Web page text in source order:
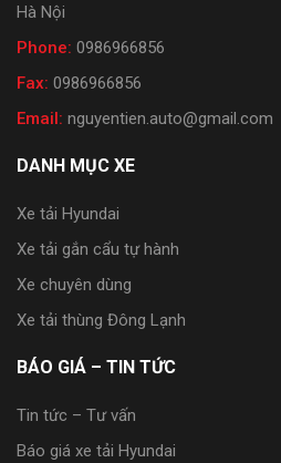
Hà Nội
Phone: 0986966856
Fax: 0986966856
Email: nguyentien.auto@gmail.com
DANH MỤC XE
Xe tải Hyundai
Xe tải gắn cẩu tự hành
Xe chuyên dùng
Xe tải thùng Đông Lạnh
BÁO GIÁ – TIN TỨC
Tin tức – Tư vấn
Báo giá xe tải Hyundai